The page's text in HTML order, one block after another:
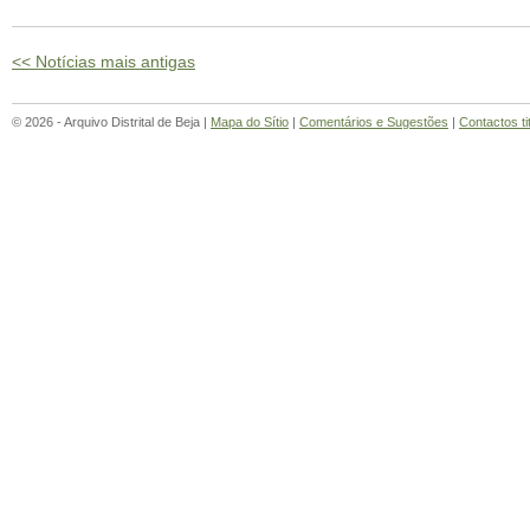
<< Notícias mais antigas
© 2026 - Arquivo Distrital de Beja | Mapa do Sítio | Comentários e Sugestões | Contactos